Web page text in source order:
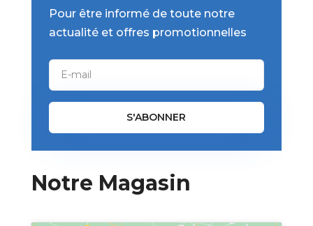
Pour être informé de toute notre
actualité et offres promotionnelles
S'ABONNER
Notre Magasin